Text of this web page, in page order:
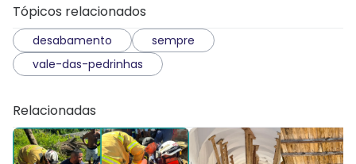
Tópicos relacionados
desabamento
sempre
vale-das-pedrinhas
Relacionadas